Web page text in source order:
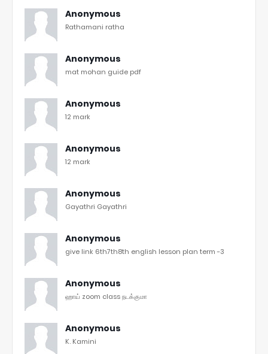
Anonymous
Rathamani ratha
Anonymous
mat mohan guide pdf
Anonymous
12 mark
Anonymous
12 mark
Anonymous
Gayathri Gayathri
Anonymous
give link 6th7th8th english lesson plan term -3
Anonymous
ஹாய் zoom class நடக்குமா
Anonymous
K. Kamini